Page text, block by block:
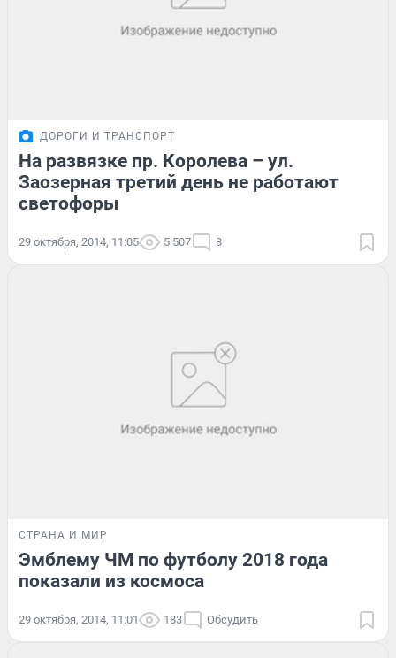
ДОРОГИ И ТРАНСПОРТ
На развязке пр. Королева – ул.
Заозерная третий день не работают
светофоры
29 октября, 2014, 11:05 5 507 8
СТРАНА И МИР
Эмблему ЧМ по футболу 2018 года
показали из космоса
29 октября, 2014, 11:01 183 Обсудить